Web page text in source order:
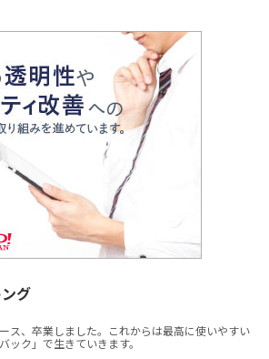
グ
ス、卒業しました。これからは最高に使いやすい
ック」で生きていきます。